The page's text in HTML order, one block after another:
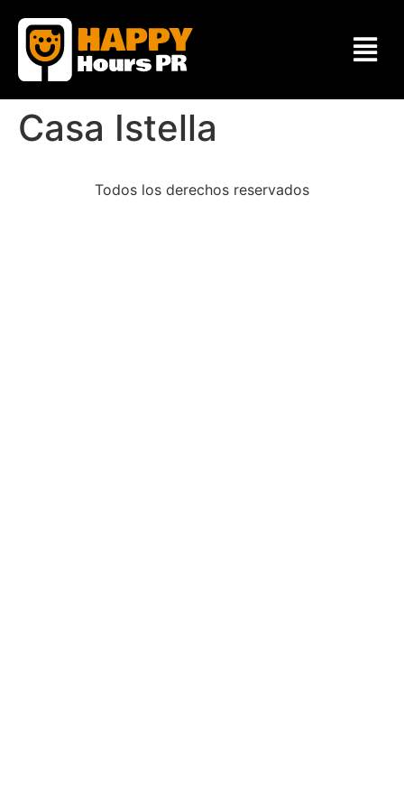
Casa Istella
Todos los derechos reservados